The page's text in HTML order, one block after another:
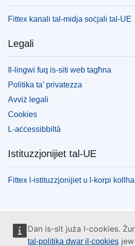
Dan is-sit juża l-cookies. Żur
tal-politika dwar il-cookies
Fittex kanali tal-midja soċjali tal-UE
Legali
Il-lingwi fuq is-siti web tagħna
Politika ta’ privatezza
Avviż legali
Cookies
L-aċċessibbiltà
Istituzzjonijiet tal-UE
Fittex l-istituzzjonijiet u l-korpi